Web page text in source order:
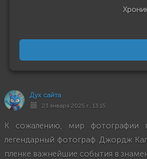
Дух сайта
23 января 2025 г., 13:15
К сожалению, мир фотографии
легендарный фотограф Джордж
пленке важнейшие события в